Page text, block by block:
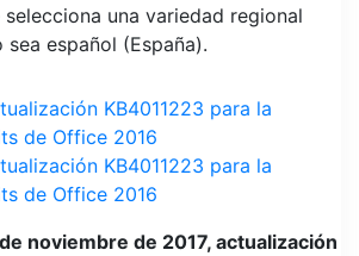
una variedad regional
español (España).
KB4011223 para la
de Office 2016
KB4011223 para la
de Office 2016
noviembre de 2017, actualización